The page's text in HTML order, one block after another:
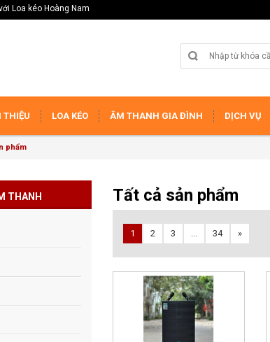
Loa kéo Hoàng Nam
THIỆU LOA KÉO ÂM THANH GIA ĐÌNH DỊCH VỤ
phẩm
Tất cả sản phẩm
1 2 3 ... 34 »
THANH